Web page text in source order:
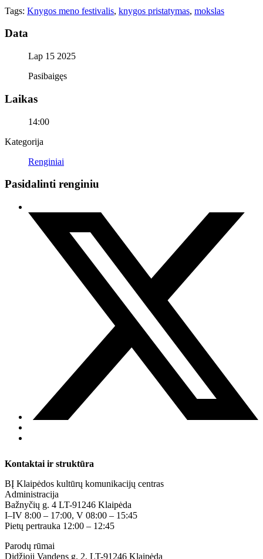
Tags: Knygos meno festivalis, knygos pristatymas, mokslas
Data
Lap 15 2025
Pasibaigęs
Laikas
14:00
Kategorija
Renginiai
Pasidalinti renginiu
Kontaktai ir struktūra
BĮ Klaipėdos kultūrų komunikacijų centras
Administracija
Bažnyčių g. 4 LT-91246 Klaipėda
I–IV 8:00 – 17:00, V 08:00 – 15:45
Pietų pertrauka 12:00 – 12:45
Parodų rūmai
Didžioji Vandens g. 2, LT-91246 Klaipėda